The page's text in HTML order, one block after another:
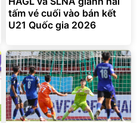
G-FORCE VIETNA
tấm vé cuối vào bán kết
U21 Quốc gia 2026